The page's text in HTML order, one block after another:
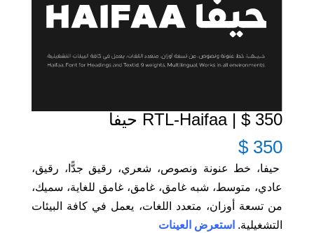
350 $ | RTL-Haifaa حيفا
$ 350
حيفا، خط عنونة ونصوص، شعري، رقيق جدًّا، رقيق،
عادي، متوسط، شبه غامق، غامق، غامق للغاية، سميك،
من تسعة أوزان، متعدد اللغات، يعمل في كافة البيئات
التشغيلية. استعرض العينات